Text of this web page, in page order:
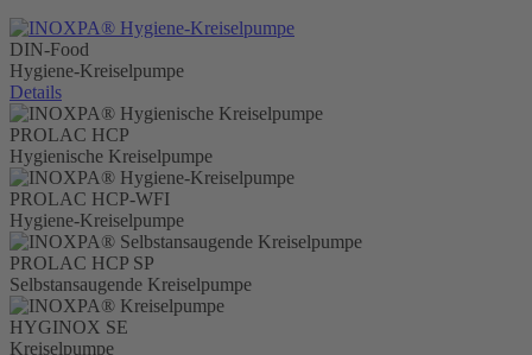
DIN-Food
Hygiene-Kreiselpumpe
Details
PROLAC HCP
Hygienische Kreiselpumpe
PROLAC HCP-WFI
Hygiene-Kreiselpumpe
PROLAC HCP SP
Selbstansaugende Kreiselpumpe
HYGINOX SE
Kreiselpumpe